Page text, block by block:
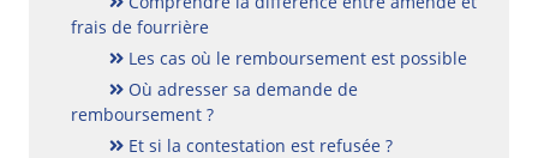
frais de fourrière
Les cas où le remboursement est possible
Où adresser sa demande de
remboursement ?
Et si la contestation est refusée ?